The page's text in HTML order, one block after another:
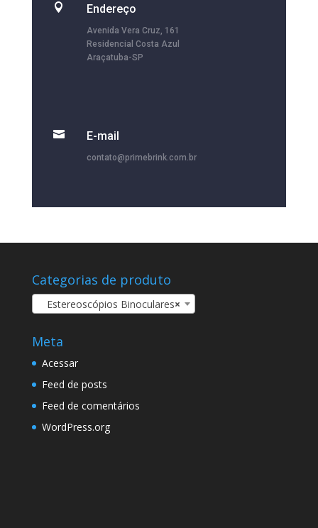
 Endereço
Avenida Vera Cruz, 161
Residencial Costa Azul
Araçatuba-SP
 E-mail
contato@primebrink.com.br
Categorias de produto
×
Estereoscópios Binoculares
Meta
Acessar
Feed de posts
Feed de comentários
WordPress.org